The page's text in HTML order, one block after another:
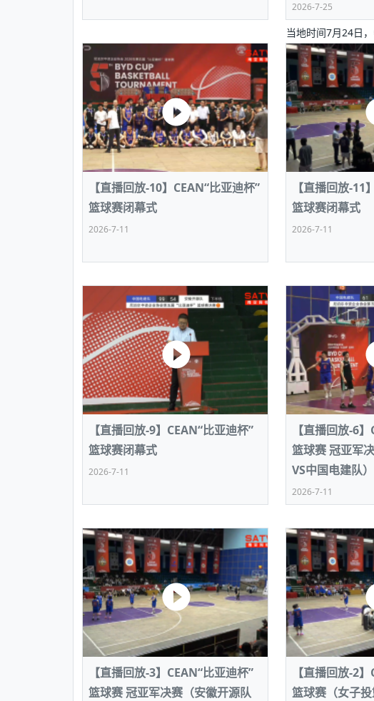
则才是尼国长久正道
新政百日观察：尼泊尔沙阿政府激
高效变革与程序争议并存
关上演古今对话
丝绸之路：从驼铃再响到现代文明
的连接与当下的实践
赛精彩摄影集锦（一）
神舟二十三号乘组确定：朱杨柱、
加德满都春日盛景组图：谷地繁花
共鸣 展现文化认同
在韩留学人员传承“五四”精神主题
办
华夏英烈永铭心: 多国使馆携侨界举
动 缅怀海外烈士
泰国清迈成立“华人华侨刘巧儿评剧
尼泊尔24小时连发42起灾害 致3死
体滑坡为主要灾害
尼泊尔互动儿童剧《甜苹果》加德
彩启迪多元视角
尼泊尔孙萨里县爆发群体冲突致1死
紧张 当地延长宵禁管控
医护人员遇袭引发全国抗议 尼泊尔
非紧急医疗服务
港交所上市热潮彰显香港国际金融中
能源危机叠加日元贬值，日本实体
火埋单
“肯德基指数”回暖释放消费市场积极
从增量扩张到存量提质 建设现代化
2026-7-25
当地时间7月24日
在加德满都隆重举
祝中国人民解放军
中尼两国军政、经
多国驻尼使节、武
400余名嘉宾到场
热烈。
【直播回放-10】CEAN“比亚迪杯”
篮球赛闭幕式
2026-7-11
【直播回放-11
篮球赛闭幕式
2026-7-11
【直播回放-9】CEAN“比亚迪杯”
篮球赛闭幕式
2026-7-11
【直播回放-6
篮球赛 冠亚军
VS中国电建队）
2026-7-11
【直播回放-3】CEAN“比亚迪杯”
篮球赛 冠亚军决赛（安徽开源队
【直播回放-2
篮球赛（女子投